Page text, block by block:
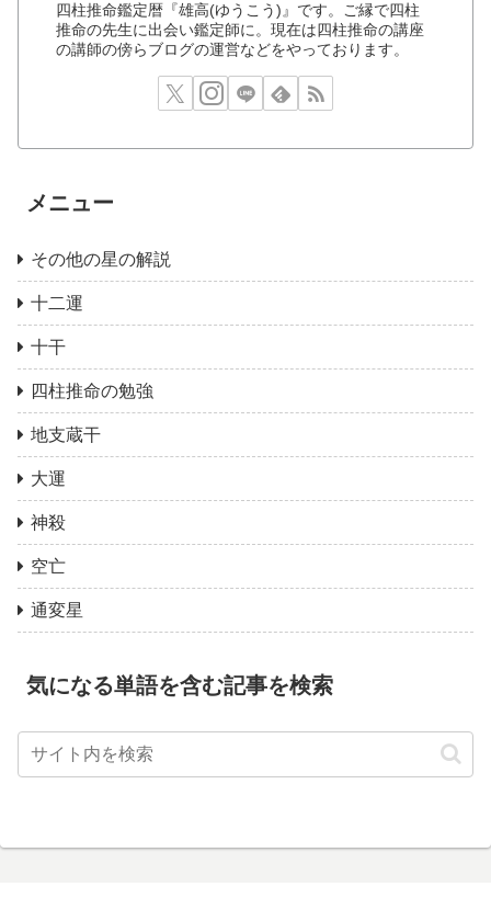
四柱推命鑑定暦『雄高(ゆうこう)』です。ご縁で四柱
推命の先生に出会い鑑定師に。現在は四柱推命の講座
の講師の傍らブログの運営などをやっております。
メニュー
その他の星の解説
十二運
十干
四柱推命の勉強
地支蔵干
大運
神殺
空亡
通変星
気になる単語を含む記事を検索